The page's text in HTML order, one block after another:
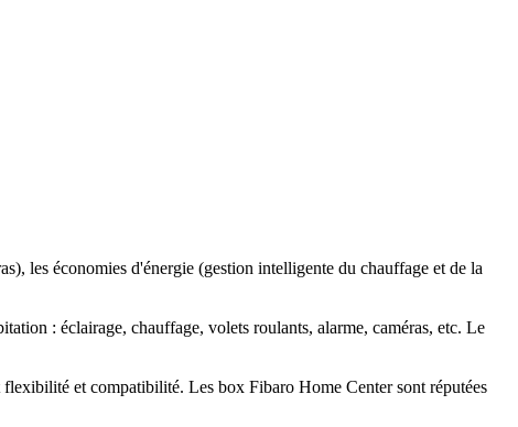
les économies d'énergie (gestion intelligente du chauffage et de la
: éclairage, chauffage, volets roulants, alarme, caméras, etc. Le
et compatibilité. Les box Fibaro Home Center sont réputées